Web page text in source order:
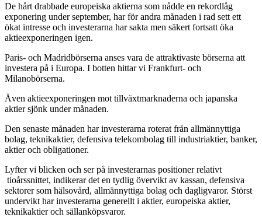
De hårt drabbade europeiska aktierna som nådde en rekordlåg
exponering under september, har för andra månaden i rad sett ett
ökat intresse och investerarna har sakta men säkert fortsatt öka
aktieexponeringen igen.
Paris- och Madridbörserna anses vara de attraktivaste börserna att
investera på i Europa. I botten hittar vi Frankfurt- och
Milanobörserna.
Även aktieexponeringen mot tillväxtmarknaderna och japanska
aktier sjönk under månaden.
Den senaste månaden har investerarna roterat från allmännyttiga
bolag, teknikaktier, defensiva telekombolag till industriaktier, banker,
aktier och obligationer.
Lyfter vi blicken och ser på investerarnas positioner relativt
tioårssnittet, indikerar det en tydlig övervikt av kassan, defensiva
sektorer som hälsovård, allmännyttiga bolag och dagligvaror. Störst
undervikt har investerarna generellt i aktier, europeiska aktier,
teknikaktier och sällanköpsvaror.